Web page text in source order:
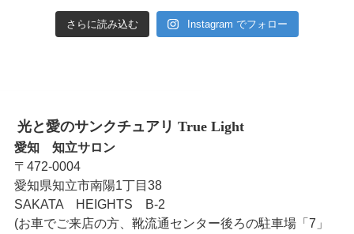
さらに読み込む Instagram でフォロー
光と愛のサンクチュアリ True Light
愛知 知立サロン
〒472-0004
愛知県知立市南陽1丁目38
SAKATA HEIGHTS B-2
(お車でご来店の方、靴流通センター後ろの駐車場「7」